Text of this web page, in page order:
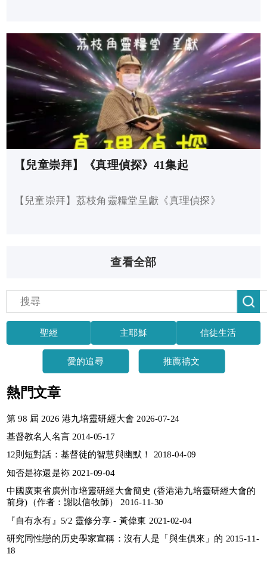
【兒童崇拜】《真理偵探》41集起
【兒童崇拜】荔枝角靈糧堂呈獻《真理偵探》
查看全部
聖經 主耶穌 信徒生活
愛的追尋 推薦禱文
熱門文章
第 98 屆 2026 港九培靈研經大會 2026-07-24
基督教名人名言 2014-05-17
12則短對話：基督徒的智慧與幽默！ 2018-04-09
知否是祢還是袮 2021-09-04
中國廣東省廣州市培靈研經大會簡史 (香港港九培靈研經大會的
前身)（作者：謝以信牧師） 2016-11-30
『自有永有』5/2 靈修分享 - 黃偉東 2021-02-04
研究同性戀的历史學家宣稱：沒有人是「與生俱來」的 2015-11-
18